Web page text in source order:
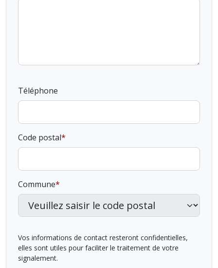
Téléphone
Code postal
Commune
Vos informations de contact resteront confidentielles,
elles sont utiles pour faciliter le traitement de votre
signalement.